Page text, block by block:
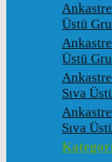
Üstü
Üstü
Sıva
Sıva